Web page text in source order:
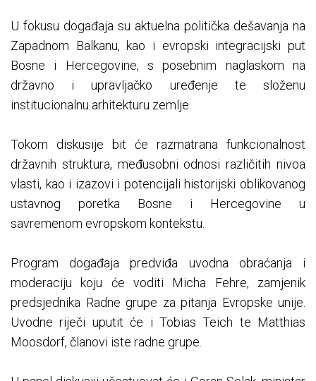
U fokusu događaja su aktuelna politička dešavanja na
Zapadnom Balkanu, kao i evropski integracijski put
Bosne i Hercegovine, s posebnim naglaskom na
državno i upravljačko uređenje te složenu
institucionalnu arhitekturu zemlje.
Tokom diskusije bit će razmatrana funkcionalnost
državnih struktura, međusobni odnosi različitih nivoa
vlasti, kao i izazovi i potencijali historijski oblikovanog
ustavnog poretka Bosne i Hercegovine u
savremenom evropskom kontekstu.
Program događaja predviđa uvodna obraćanja i
moderaciju koju će voditi Micha Fehre, zamjenik
predsjednika Radne grupe za pitanja Evropske unije.
Uvodne riječi uputit će i Tobias Teich te Matthias
Moosdorf, članovi iste radne grupe.